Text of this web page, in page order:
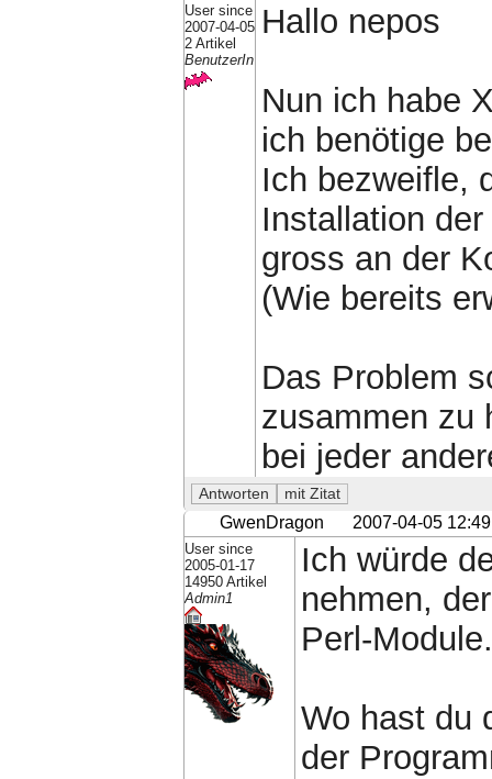
User since
2007-04-05
2 Artikel
BenutzerIn
Hallo nepos
Nun ich habe
ich benötige
Ich bezweifle,
Installation
gross an der
(Wie bereits
Das Problem
zusammen zu
bei jeder
GwenDragon 2007-04-05 12:49
User since
2005-01-17
14950 Artikel
Admin1
Ich würde
nehmen,
Perl-Module.
Wo hast du
der